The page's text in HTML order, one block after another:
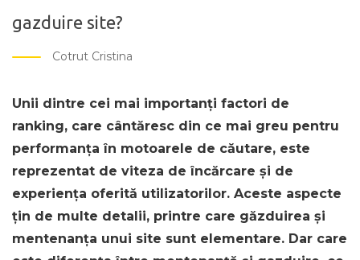
gazduire site?
Cotrut Cristina
Unii dintre cei mai importanți factori de
ranking, care cântăresc din ce mai greu pentru
performanța în motoarele de căutare, este
reprezentat de viteza de încărcare și de
experiența oferită utilizatorilor. Aceste aspecte
țin de multe detalii, printre care găzduirea și
mentenanța unui site sunt elementare. Dar care